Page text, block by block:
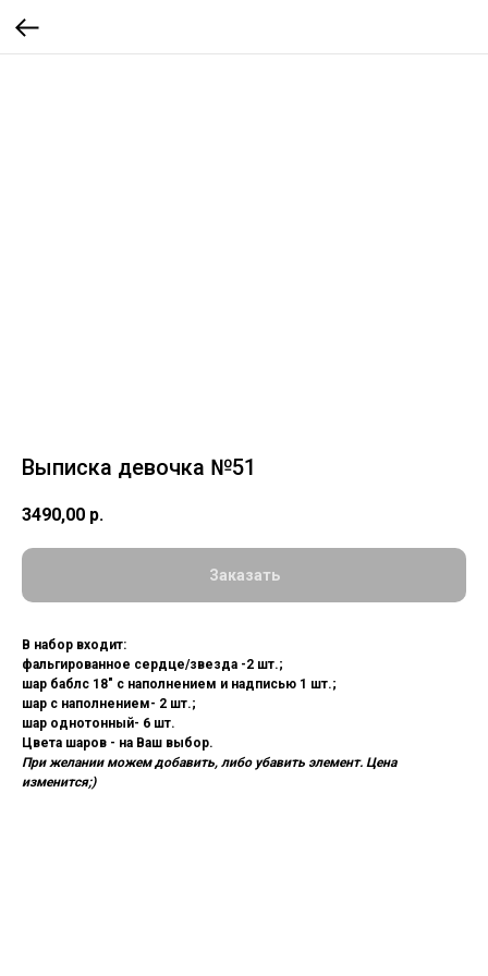
Выписка девочка №51
3490,00 р.
Заказать
В набор входит:
фальгированное сердце/звезда -2 шт.;
шар баблс 18" с наполнением и надписью 1 шт.;
шар с наполнением- 2 шт.;
шар однотонный- 6 шт.
Цвета шаров - на Ваш выбор.
При желании можем добавить, либо убавить элемент. Цена
изменится;)